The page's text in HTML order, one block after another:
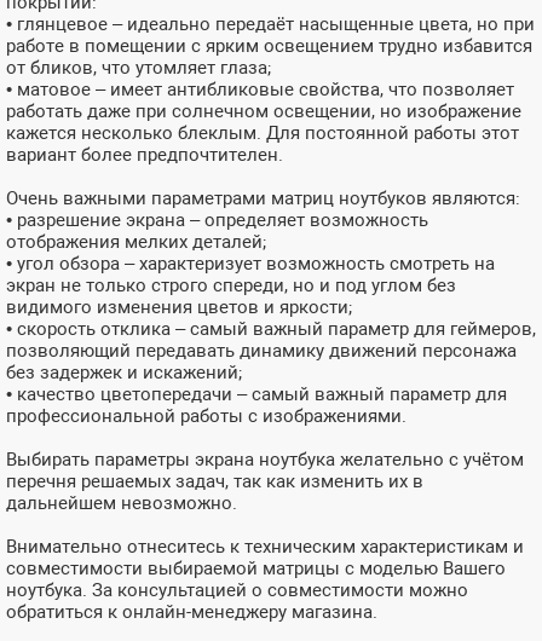
• глянцевое – идеально передаёт насыщенные цвета, но при
работе в помещении с ярким освещением трудно избавится
от бликов, что утомляет глаза;
• матовое – имеет антибликовые свойства, что позволяет
работать даже при солнечном освещении, но изображение
кажется несколько блеклым. Для постоянной работы этот
вариант более предпочтителен.
Очень важными параметрами матриц ноутбуков являются:
• разрешение экрана – определяет возможность
отображения мелких деталей;
• угол обзора – характеризует возможность смотреть на
экран не только строго спереди, но и под углом без
видимого изменения цветов и яркости;
• скорость отклика – самый важный параметр для геймеров,
позволяющий передавать динамику движений персонажа
без задержек и искажений;
• качество цветопередачи – самый важный параметр для
профессиональной работы с изображениями.
Выбирать параметры экрана ноутбука желательно с учётом
перечня решаемых задач, так как изменить их в
дальнейшем невозможно.
Внимательно отнеситесь к техническим характеристикам и
совместимости выбираемой матрицы с моделью Вашего
ноутбука. За консультацией о совместимости можно
обратиться к онлайн-менеджеру магазина.